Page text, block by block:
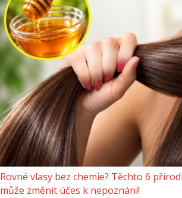
Rovné vlasy bez chemie? Těchto 6
může změnit účes k nepoznání!